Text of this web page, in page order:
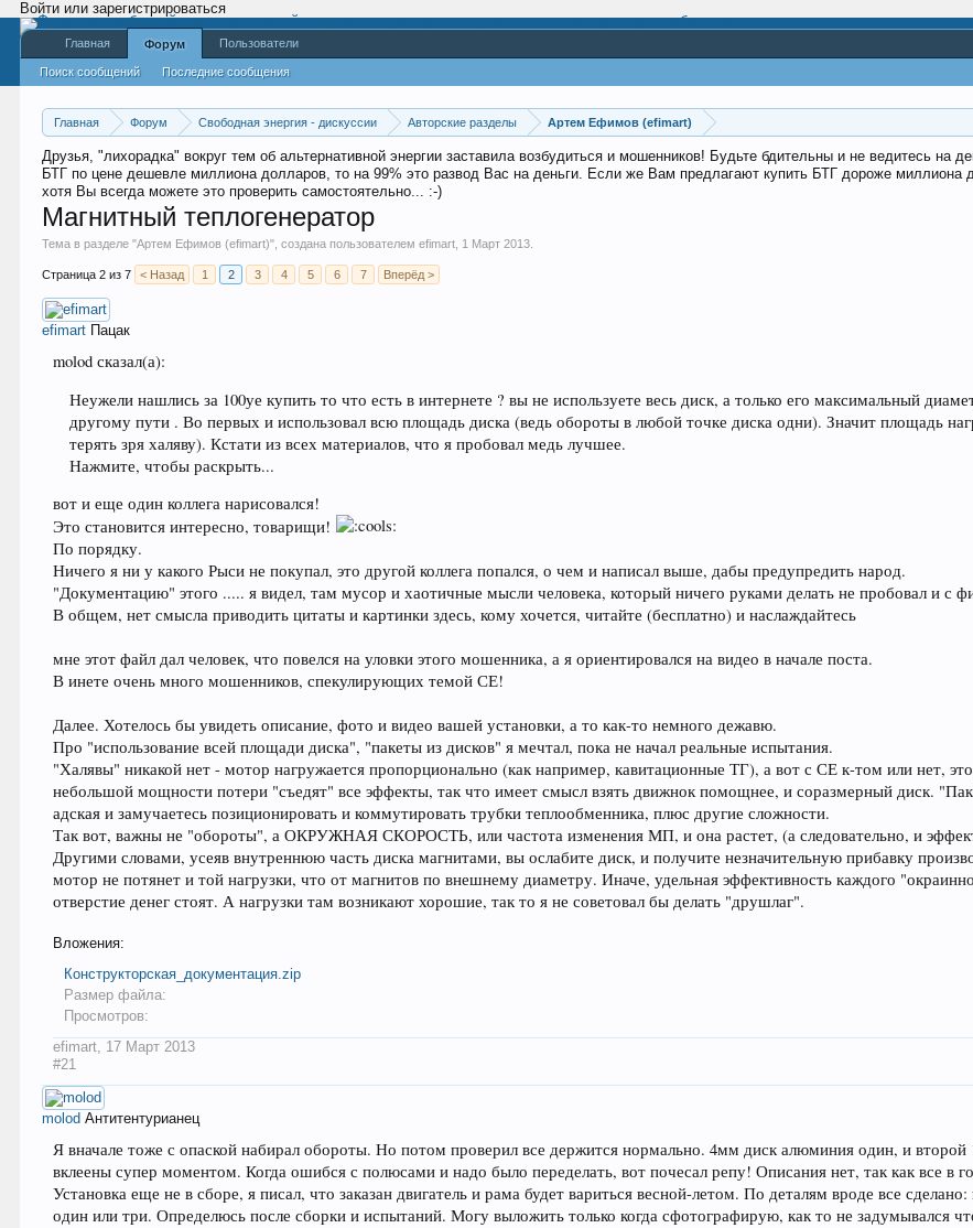
Войти или зарегистрироваться
Главная Форум Свободная энергия - дискуссии Авторские разделы Артем Ефимов (efimart)
Друзья, "лихорадка" вокруг тем об альтернативной энергии заставила возбудиться и мошенников! Будьте бдительны и не ведитесь
БТГ по цене дешевле миллиона долларов, то на 99% это развод Вас на деньги. Если же Вам предлагают купить БТГ дороже миллиона
хотя Вы всегда можете это проверить самостоятельно... :-)
Магнитный теплогенератор
Тема в разделе "Артем Ефимов (efimart)", создана пользователемefimart 1 Март 2013
Страница 2 из 7 < Назад 1 2 3 4 5 6 7 Вперёд >
efimart Пацак
molod сказал(а):
Неужели нашлись за 100уе купить то что есть в интернете ? вы не используете весь диск, а только его максимальный
другому пути . Во первых и использовал всю площадь диска (ведь обороты в любой точке диска одни). Значит площадь
терять зря халяву). Кстати из всех материалов, что я пробовал медь лучшее.
Нажмите, чтобы раскрыть...
вот и еще один коллега нарисовался!
Это становится интересно, товарищи!
По порядку.
Ничего я ни у какого Рыси не покупал, это другой коллега попался, о чем и написал выше, дабы предупредить народ.
"Документацию" этого ..... я видел, там мусор и хаотичные мысли человека, который ничего руками делать не пробовал и с
В общем, нет смысла приводить цитаты и картинки здесь, кому хочется, читайте (бесплатно) и наслаждайтесь
мне этот файл дал человек, что повелся на уловки этого мошенника, а я ориентировался на видео в начале поста.
В инете очень много мошенников, спекулирующих темой СЕ!
Далее. Хотелось бы увидеть описание, фото и видео вашей установки, а то как-то немного дежавю.
Про "использование всей площади диска", "пакеты из дисков" я мечтал, пока не начал реальные испытания.
"Халявы" никакой нет - мотор нагружается пропорционально (как например, кавитационные ТГ), а вот с СЕ к-том или нет,
небольшой мощности потери "съедят" все эффекты, так что имеет смысл взять движнок помощнее, и соразмерный диск.
адская и замучаетесь позиционировать и коммутировать трубки теплообменника, плюс другие сложности.
Так вот, важны не "обороты", а ОКРУЖНАЯ СКОРОСТЬ, или частота изменения МП, и она растет, (а следовательно, и
Другими словами, усеяв внутреннюю часть диска магнитами, вы ослабите диск, и получите незначительную прибавку
мотор не потянет и той нагрузки, что от магнитов по внешнему диаметру. Иначе, удельная эффективность каждого
отверстие денег стоят. А нагрузки там возникают хорошие, так то я не советовал бы делать "друшлаг".
Вложения:
Конструкторская_документация.zip
Размер файла:
Просмотров:
efimart, 17 Март 2013
#21
molod Антитентурианец
Я вначале тоже с опаской набирал обороты. Но потом проверил все держится нормально. 4мм диск алюминия один, и
вклеены супер моментом. Когда ошибся с полюсами и надо было переделать, вот почесал репу! Описания нет, так как все в
Установка еще не в сборе, я писал, что заказан двигатель и рама будет вариться весной-летом. По деталям вроде все
один или три. Определюсь после сборки и испытаний. Могу выложить только когда сфотографирую, как то не задумывался
Главная Форум
Поиск сообщений Последние сообщения
Пользователи